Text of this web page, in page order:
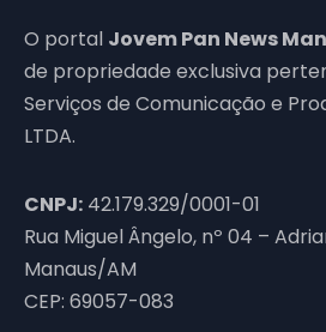
O portal Jovem Pan News
de propriedade exclusiva
Serviços de Comunicação e
LTDA.
CNPJ: 42.179.329/0001-01
Rua Miguel Ângelo, nº 04 –
Manaus/AM
CEP: 69057-083